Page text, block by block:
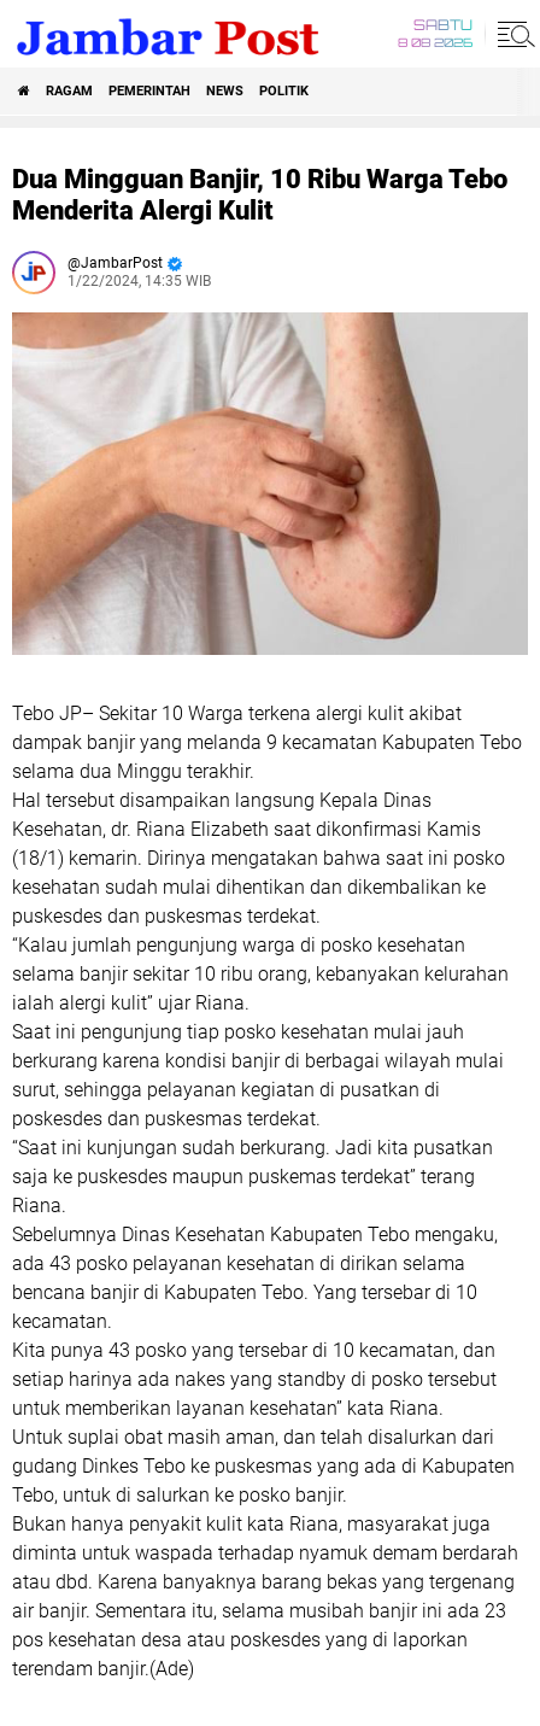
SABTU
8 08 2026
RAGAM PEMERINTAH NEWS POLITIK
Dua Mingguan Banjir, 10 Ribu Warga Tebo
Menderita Alergi Kulit
JambarPost
1/22/2024, 14:35 WIB
Tebo JP– Sekitar 10 Warga terkena alergi kulit akibat
dampak banjir yang melanda 9 kecamatan Kabupaten Tebo
selama dua Minggu terakhir.
Hal tersebut disampaikan langsung Kepala Dinas
Kesehatan, dr. Riana Elizabeth saat dikonfirmasi Kamis
(18/1) kemarin. Dirinya mengatakan bahwa saat ini posko
kesehatan sudah mulai dihentikan dan dikembalikan ke
puskesdes dan puskesmas terdekat.
“Kalau jumlah pengunjung warga di posko kesehatan
selama banjir sekitar 10 ribu orang, kebanyakan kelurahan
ialah alergi kulit” ujar Riana.
Saat ini pengunjung tiap posko kesehatan mulai jauh
berkurang karena kondisi banjir di berbagai wilayah mulai
surut, sehingga pelayanan kegiatan di pusatkan di
poskesdes dan puskesmas terdekat.
“Saat ini kunjungan sudah berkurang. Jadi kita pusatkan
saja ke puskesdes maupun puskemas terdekat” terang
Riana.
Sebelumnya Dinas Kesehatan Kabupaten Tebo mengaku,
ada 43 posko pelayanan kesehatan di dirikan selama
bencana banjir di Kabupaten Tebo. Yang tersebar di 10
kecamatan.
Kita punya 43 posko yang tersebar di 10 kecamatan, dan
setiap harinya ada nakes yang standby di posko tersebut
untuk memberikan layanan kesehatan” kata Riana.
Untuk suplai obat masih aman, dan telah disalurkan dari
gudang Dinkes Tebo ke puskesmas yang ada di Kabupaten
Tebo, untuk di salurkan ke posko banjir.
Bukan hanya penyakit kulit kata Riana, masyarakat juga
diminta untuk waspada terhadap nyamuk demam berdarah
atau dbd. Karena banyaknya barang bekas yang tergenang
air banjir. Sementara itu, selama musibah banjir ini ada 23
pos kesehatan desa atau poskesdes yang di laporkan
terendam banjir.(Ade)